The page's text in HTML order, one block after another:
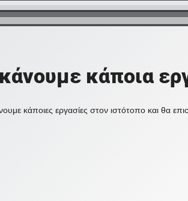
κάποια
κάποιες εργασίες στον ιστότοπο και θα